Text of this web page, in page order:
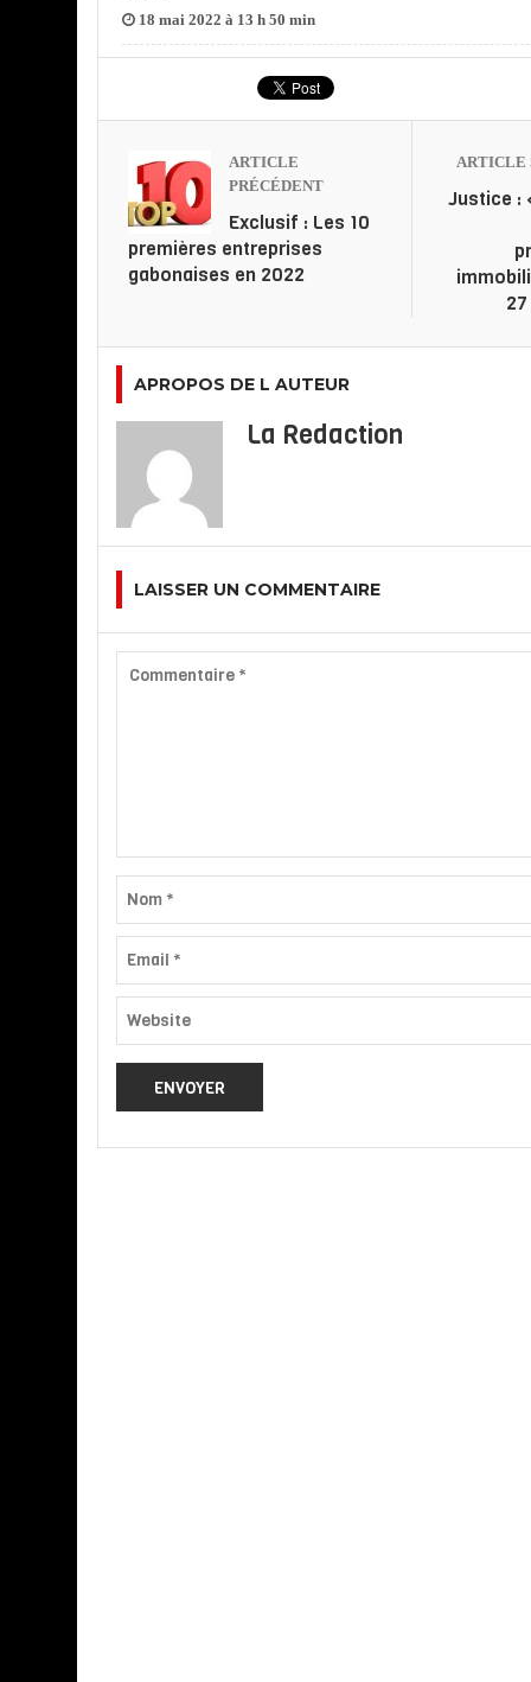
18 mai 2022 à 13 h 50 min
ARTICLE
PRÉCÉDENT
Exclusif : Les 10
premières entreprises
gabonaises en 2022
ARTICLE
Justice :
APROPOS DE L AUTEUR
La Redaction
LAISSER UN COMMENTAIRE